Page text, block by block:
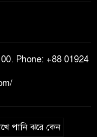
বছরের সাজা
গড়ে উঠবে
– বাণিজ্যমন্ত্রী
বাদল সাঁঝের বর্ণাঢ্য
Phone: +88 01924
পানি ঝরে কেন